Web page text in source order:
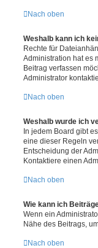
Nach oben
Weshalb kann ich
Rechte für
Administration hat es
Beitrag verfassen
Administrator
Nach oben
Weshalb wurde ich
In jedem Board gibt
eine dieser Regeln
Entscheidung der
Kontaktiere einen
Nach oben
Wie kann ich
Wenn ein
Nähe des Beitrags,
Nach oben